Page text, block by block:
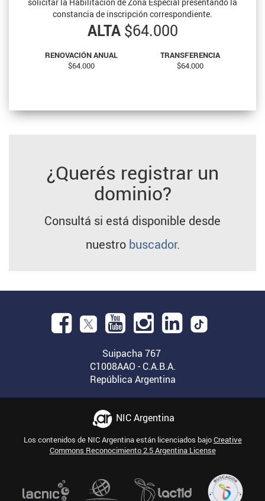
solicitar la Habilitación de Zona Especial presentando la
constancia de inscripción correspondiente.
ALTA$64.000
RENOVACIÓN ANUAL
$64.000
TRANSFERENCIA
$64.000
¿Querés registrar un
dominio?
Consultá si está disponible desde
nuestro buscador.
Facebook.
ventana.
una
una
una
Suipacha 767
C1008AAO - C.A.B.A.
República Argentina
NIC Argentina
Los contenidos de NIC Argentina están licenciados bajoCreative
Commons Reconocimiento 2.5 Argentina License